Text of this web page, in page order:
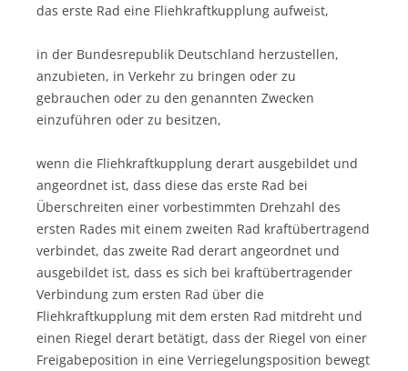
das erste Rad eine Fliehkraftkupplung aufweist,
in der Bundesrepublik Deutschland herzustellen,
anzubieten, in Verkehr zu bringen oder zu
gebrauchen oder zu den genannten Zwecken
einzuführen oder zu besitzen,
wenn die Fliehkraftkupplung derart ausgebildet und
angeordnet ist, dass diese das erste Rad bei
Überschreiten einer vorbestimmten Drehzahl des
ersten Rades mit einem zweiten Rad kraftübertragend
verbindet, das zweite Rad derart angeordnet und
ausgebildet ist, dass es sich bei kraftübertragender
Verbindung zum ersten Rad über die
Fliehkraftkupplung mit dem ersten Rad mitdreht und
einen Riegel derart betätigt, dass der Riegel von einer
Freigabeposition in eine Verriegelungsposition bewegt